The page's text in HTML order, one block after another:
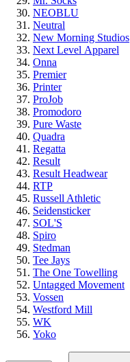
NEOBLU
Neutral
New Morning Studios
Next Level Apparel
Onna
Premier
Printer
ProJob
Promodoro
Pure Waste
Quadra
Regatta
Result
Result Headwear
RTP
Russell Athletic
Seidensticker
SOL'S
Spiro
Stedman
Tee Jays
The One Towelling
Untagged Movement
Vossen
Westford Mill
WK
Yoko